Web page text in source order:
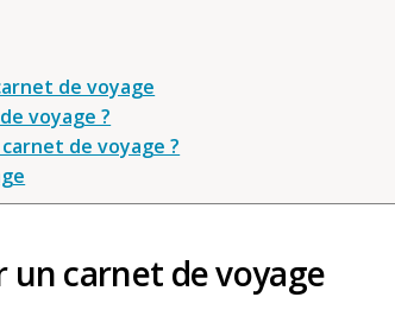
de voyage
voyage ?
de voyage ?
un carnet de voyage